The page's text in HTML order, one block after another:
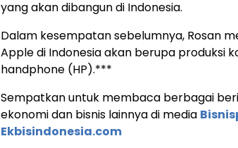
yang akan dibangun di Indonesia.
Dalam kesempatan sebelumnya, Rosan
Apple di Indonesia akan berupa produksi
handphone (HP).***
Sempatkan untuk membaca berbagai
ekonomi dan bisnis lainnya di media
Ekbisindonesia.com